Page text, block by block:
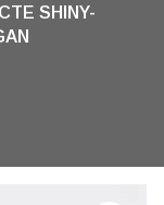
SHINY-